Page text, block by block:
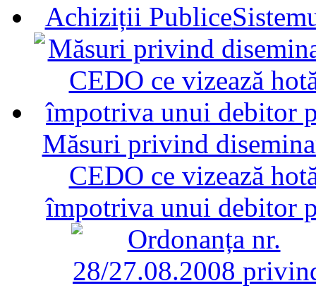
Măsuri privind
CEDO ce vizează
împotriva unui debitor